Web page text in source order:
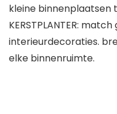
kleine binnenplaatsen
KERSTPLANTER:
interieurdecoraties.
elke binnenruimte.